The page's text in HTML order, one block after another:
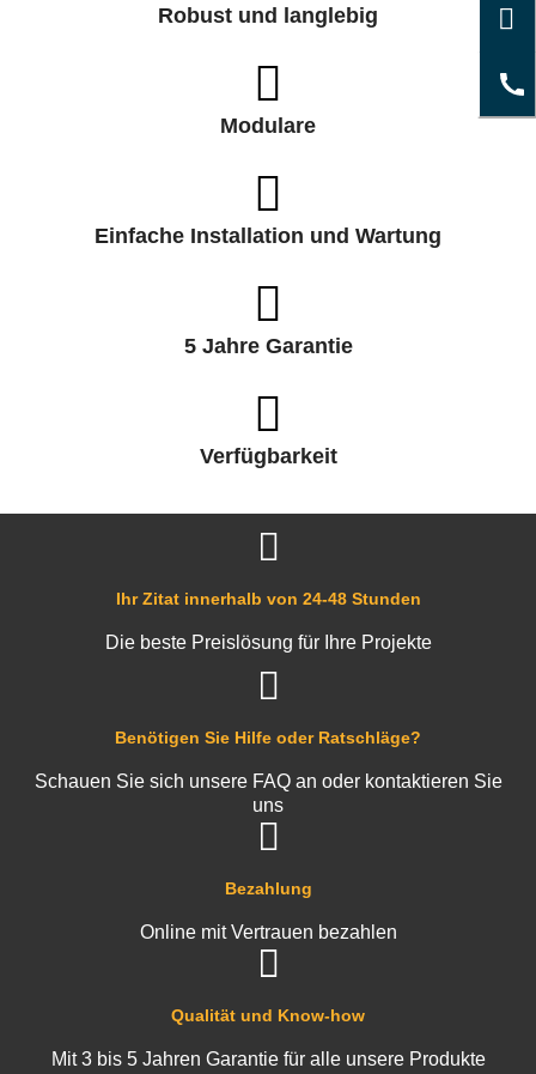
Robust und langlebig
Modulare
Einfache Installation und Wartung
5 Jahre Garantie
Verfügbarkeit
Qualität und Know-how
Mit 3 bis 5 Jahren Garantie für alle unsere Produkte
Bezahlung
Online mit Vertrauen bezahlen
Benötigen Sie Hilfe oder Ratschläge?
Schauen Sie sich unsere FAQ an oder kontaktieren Sie
uns
Ihr Zitat innerhalb von 24-48 Stunden
Die beste Preislösung für Ihre Projekte